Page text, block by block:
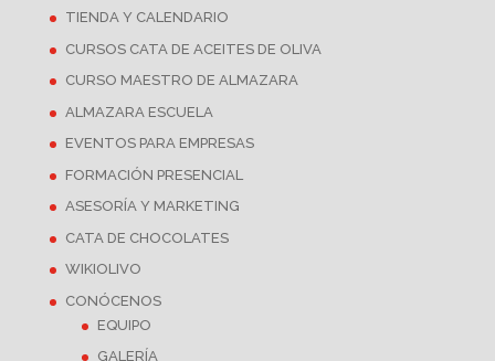
TIENDA Y CALENDARIO
CURSOS CATA DE ACEITES DE OLIVA
CURSO MAESTRO DE ALMAZARA
ALMAZARA ESCUELA
EVENTOS PARA EMPRESAS
FORMACIÓN PRESENCIAL
ASESORÍA Y MARKETING
CATA DE CHOCOLATES
WIKIOLIVO
CONÓCENOS
EQUIPO
GALERÍA